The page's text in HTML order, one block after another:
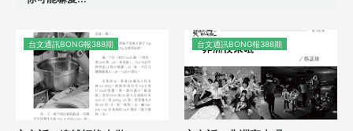
台文通訊BONG報388期 台文通訊BONG報388期